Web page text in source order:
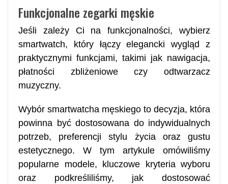
Funkcjonalne zegarki męskie
Jeśli zależy Ci na funkcjonalności, wybierz
smartwatch, który łączy elegancki wygląd z
praktycznymi funkcjami, takimi jak nawigacja,
płatności zbliżeniowe czy odtwarzacz
muzyczny.
Wybór smartwatcha męskiego to decyzja, która
powinna być dostosowana do indywidualnych
potrzeb, preferencji stylu życia oraz gustu
estetycznego. W tym artykule omówiliśmy
popularne modele, kluczowe kryteria wyboru
oraz podkreśliliśmy, jak dostosować